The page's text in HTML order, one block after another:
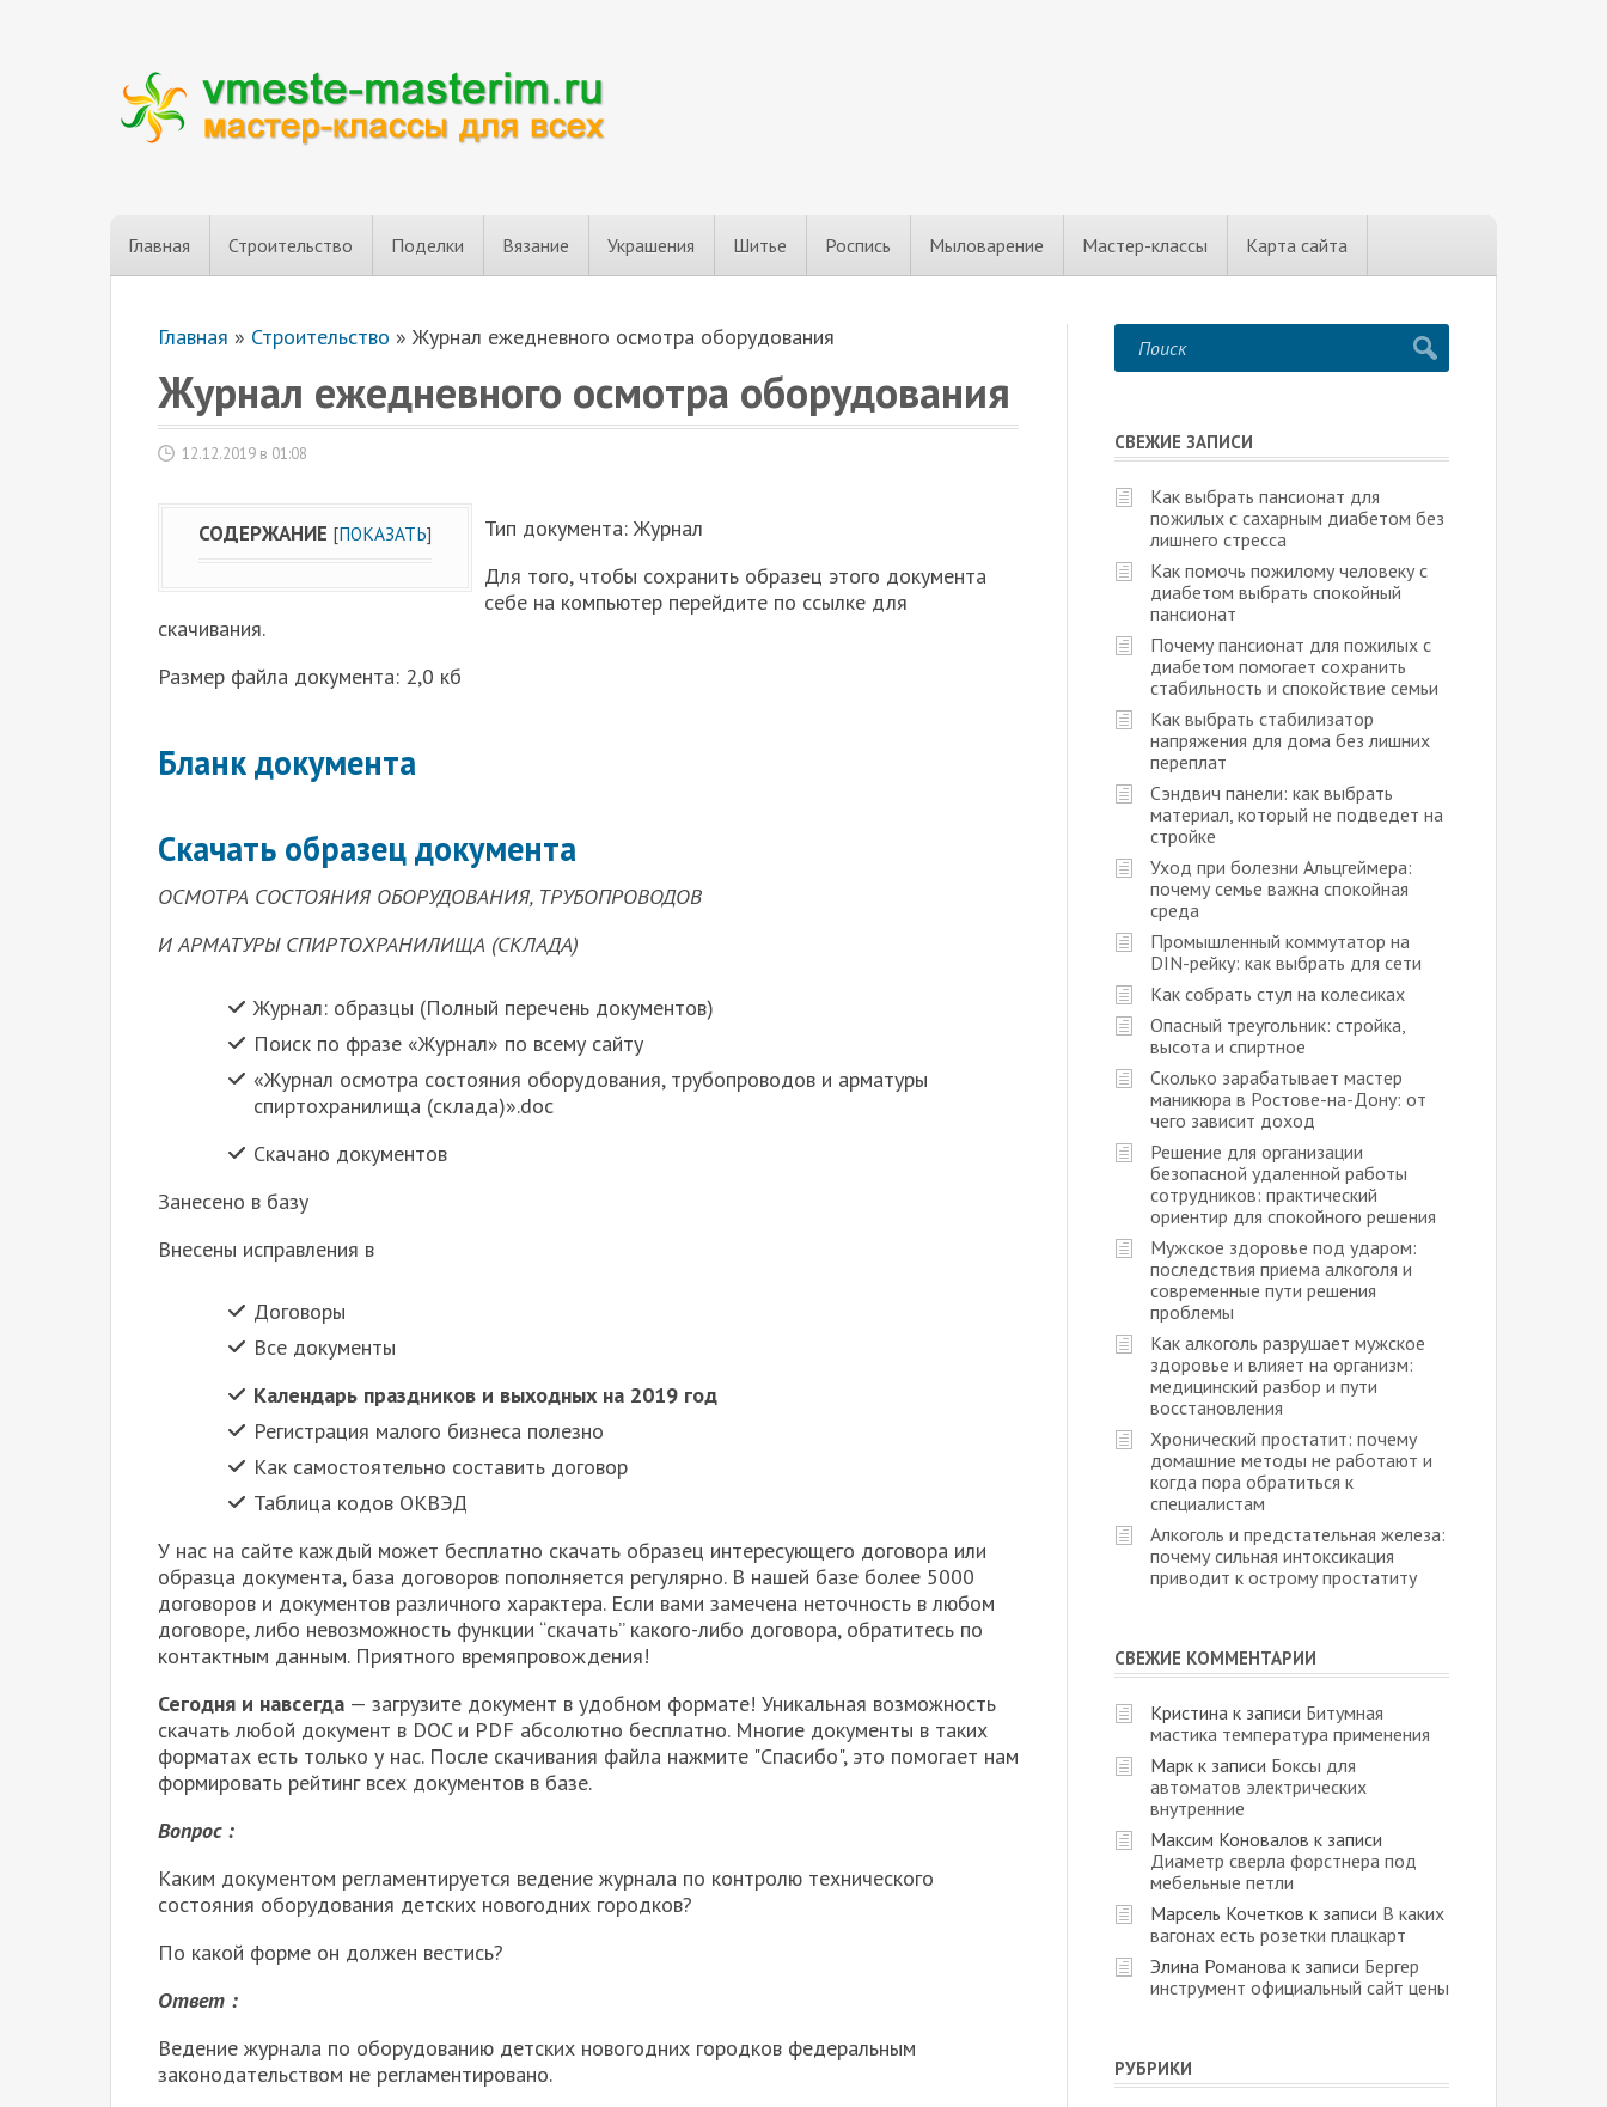
Главная Строительство Поделки Вязание Украшения Шитье Роспись Мыловарение Мастер-классы Карта сайта
Главная » Строительство »Журнал ежедневного осмотра оборудования
Журнал ежедневного осмотра оборудования
12.12.2019 в 01:08
СОДЕРЖАНИЕ [ПОКАЗАТЬ]
Тип документа: Журнал
Для того, чтобы сохранить образец этого документа
себе на компьютер перейдите по ссылке для
скачивания.
Размер файла документа: 2,0 кб
Бланк документа
Скачать образец документа
ОСМОТРА СОСТОЯНИЯ ОБОРУДОВАНИЯ, ТРУБОПРОВОДОВ
И АРМАТУРЫ СПИРТОХРАНИЛИЩА (СКЛАДА)
Журнал: образцы (Полный перечень документов)
Поиск по фразе «Журнал» по всему сайту
«Журнал осмотра состояния оборудования, трубопроводов и арматуры
спиртохранилища (склада)».doc
Скачано документов
Занесено в базу
Внесены исправления в
Договоры
Все документы
Календарь праздников и выходных на 2019 год
Регистрация малого бизнеса полезно
Как самостоятельно составить договор
Таблица кодов ОКВЭД
У нас на сайте каждый может бесплатно скачать образец интересующего договора или
образца документа, база договоров пополняется регулярно. В нашей базе более 5000
договоров и документов различного характера. Если вами замечена неточность в любом
договоре, либо невозможность функции “скачать” какого-либо договора, обратитесь по
контактным данным. Приятного времяпровождения!
Сегодня и навсегда — загрузите документ в удобном формате! Уникальная возможность
скачать любой документ в DOC и PDF абсолютно бесплатно. Многие документы в таких
форматах есть только у нас. После скачивания файла нажмите "Спасибо", это помогает нам
формировать рейтинг всех документов в базе.
Вопрос :
Каким документом регламентируется ведение журнала по контролю технического
состояния оборудования детских новогодних городков?
По какой форме он должен вестись?
Ответ :
Ведение журнала по оборудованию детских новогодних городков федеральным
законодательством не регламентировано.
СВЕЖИЕ ЗАПИСИ
Как выбрать пансионат для
пожилых с сахарным диабетом без
лишнего стресса
Как помочь пожилому человеку с
диабетом выбрать спокойный
пансионат
Почему пансионат для пожилых с
диабетом помогает сохранить
стабильность и спокойствие семьи
Как выбрать стабилизатор
напряжения для дома без лишних
переплат
Сэндвич панели: как выбрать
материал, который не подведет на
стройке
Уход при болезни Альцгеймера:
почему семье важна спокойная
среда
Промышленный коммутатор на
DIN-рейку: как выбрать для сети
Как собрать стул на колесиках
Опасный треугольник: стройка,
высота и спиртное
Сколько зарабатывает мастер
маникюра в Ростове-на-Дону: от
чего зависит доход
Решение для организации
безопасной удаленной работы
сотрудников: практический
ориентир для спокойного решения
Мужское здоровье под ударом:
последствия приема алкоголя и
современные пути решения
проблемы
Как алкоголь разрушает мужское
здоровье и влияет на организм:
медицинский разбор и пути
восстановления
Хронический простатит: почему
домашние методы не работают и
когда пора обратиться к
специалистам
Алкоголь и предстательная железа:
почему сильная интоксикация
приводит к острому простатиту
СВЕЖИЕ КОММЕНТАРИИ
Кристина к записи Битумная
мастика температура применения
Марк к записи Боксы для
автоматов электрических
внутренние
Максим Коновалов к записи
Диаметр сверла форстнера под
мебельные петли
Марсель Кочетков к записи В каких
вагонах есть розетки плацкарт
Элина Романова к записи Бергер
инструмент официальный сайт цены
РУБРИКИ